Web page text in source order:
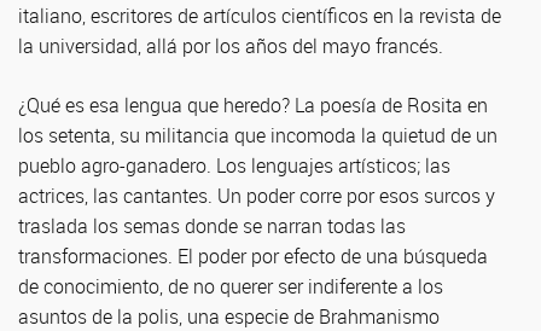
italiano, escritores de artículos científicos en la revista de
la universidad, allá por los años del mayo francés.
¿Qué es esa lengua que heredo? La poesía de Rosita en
los setenta, su militancia que incomoda la quietud de un
pueblo agro-ganadero. Los lenguajes artísticos; las
actrices, las cantantes. Un poder corre por esos surcos y
traslada los semas donde se narran todas las
transformaciones. El poder por efecto de una búsqueda
de conocimiento, de no querer ser indiferente a los
asuntos de la polis, una especie de Brahmanismo